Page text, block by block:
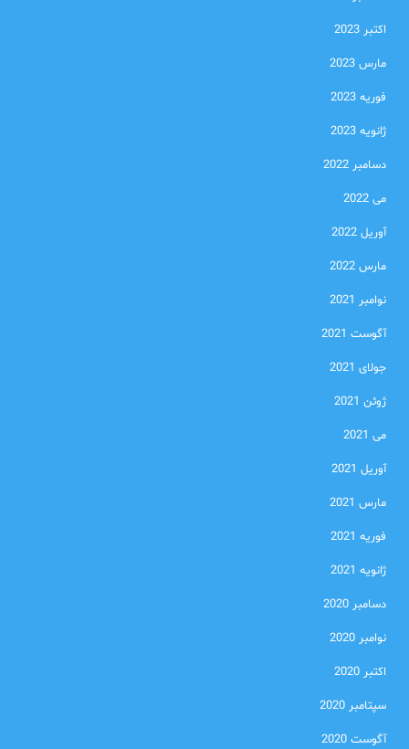
اکتبر 2023
مارس 2023
فوریه 2023
ژانویه 2023
دسامبر 2022
می 2022
آوریل 2022
مارس 2022
نوامبر 2021
آگوست 2021
جولای 2021
ژوئن 2021
می 2021
آوریل 2021
مارس 2021
فوریه 2021
ژانویه 2021
دسامبر 2020
نوامبر 2020
اکتبر 2020
سپتامبر 2020
آگوست 2020